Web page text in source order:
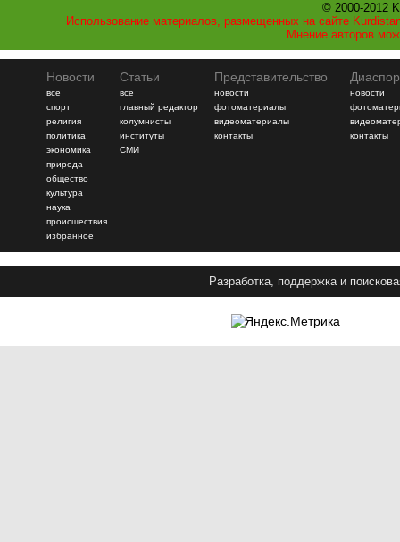
© 2000-2012
Использование материалов, размещенных на сайте
Мнение авторов
Новости
все
спорт
религия
политика
экономика
природа
общество
культура
наука
происшествия
избранное
Статьи
все
главный редактор
колумнисты
институты
СМИ
Представительство
новости
фотоматериалы
видеоматериалы
контакты
новости
контакты
Разработка, поддержка и